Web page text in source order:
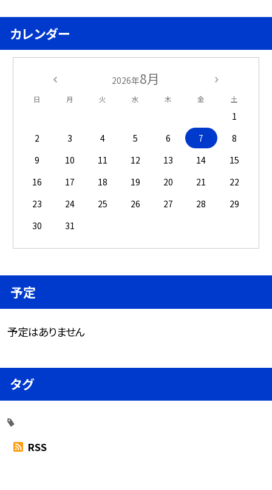
カレンダー
2026年8月
日 月 火 水 木 金 土
1
2
3 4 5 6 7
8
9
10 11 12 13 14
15
16
17 18 19 20 21
22
23
24 25 26 27 28
29
30
31
予定
予定はありません
タグ
RSS